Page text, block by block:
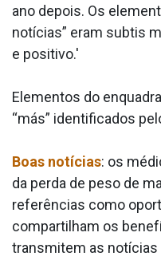
ano depois. Os
notícias” eram subtis
e positivo.'
Elementos do
“más” identificados
Boas notícias: os
da perda de peso de
referências como
compartilham os
transmitem as notícias